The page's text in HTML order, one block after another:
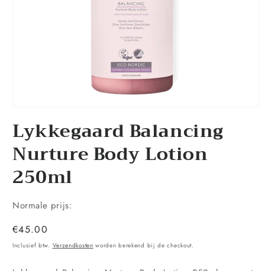
openen
in
modaal
Lykkegaard Balancing
Nurture Body Lotion
250ml
Normale prijs:
Normale
prijs
€45.00
Inclusief btw. Verzendkosten worden berekend bij de checkout.